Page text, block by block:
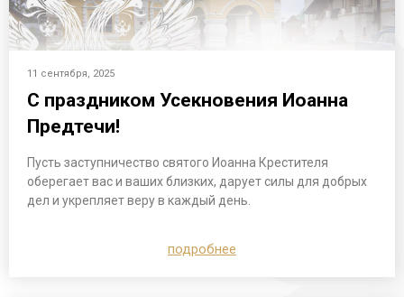
11 сентября, 2025
С праздником Усекновения Иоанна
Предтечи!
Пусть заступничество святого Иоанна Крестителя
оберегает вас и ваших близких, дарует силы для добрых
дел и укрепляет веру в каждый день.
подробнее